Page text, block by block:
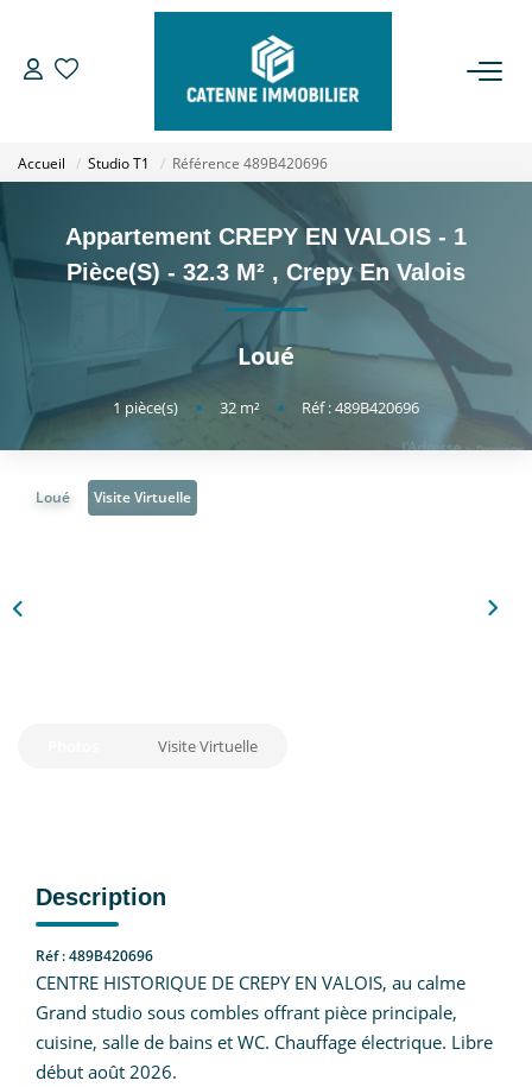
LOUER
ESTIMER
GESTION
NOTRE AGENCE
Accueil Studio T1 Référence 489B420696
Appartement CREPY EN VALOIS - 1
Pièce(s) - 32.3 M² , Crepy En Valois
Loué
1 pièce(s) • 32 m² • Réf : 489B420696
Loué Visite Virtuelle
Visite Virtuelle
Description
Réf : 489B420696
CENTRE HISTORIQUE DE CREPY EN VALOIS, au calme
Grand studio sous combles offrant pièce principale,
cuisine, salle de bains et WC. Chauffage électrique. Libre
début août 2026.